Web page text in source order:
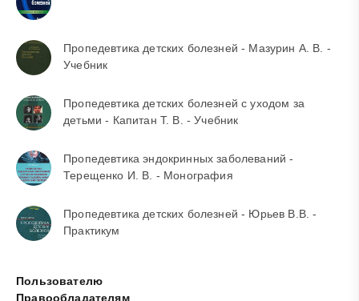
Пропедевтика детских болезней - Мазурин А. В. -
Учебник
Пропедевтика детских болезней с уходом за
детьми - Капитан Т. В. - Учебник
Пропедевтика эндокринных заболеваний -
Терещенко И. В. - Монография
Пропедевтика детских болезней - Юрьев В.В. -
Практикум
Пользователю
Правообладателям